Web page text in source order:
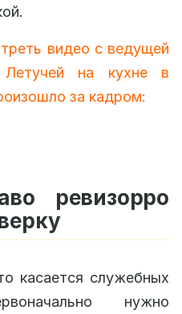
видео с ведущей
Летучей на кухне в
за кадром:
ревизорро
касается служебных
нужно